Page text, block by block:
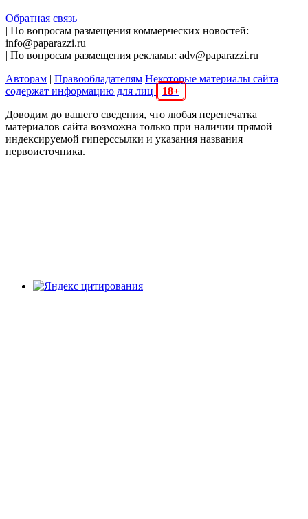
Обратная связь
| По вопросам размещения коммерческих новостей:
info@paparazzi.ru
| По вопросам размещения рекламы: adv@paparazzi.ru
Авторам | Правообладателям Некоторые материалы сайта
содержат информацию для лиц
18+
Доводим до вашего сведения, что любая перепечатка
материалов сайта возможна только при наличии прямой
индексируемой гиперссылки и указания названия
первоисточника.